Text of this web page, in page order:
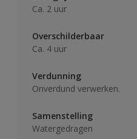
Ca. 2 uur
Overschilderbaar
Ca. 4 uur
Verdunning
Onverdund verwerken.
Samenstelling
Watergedragen